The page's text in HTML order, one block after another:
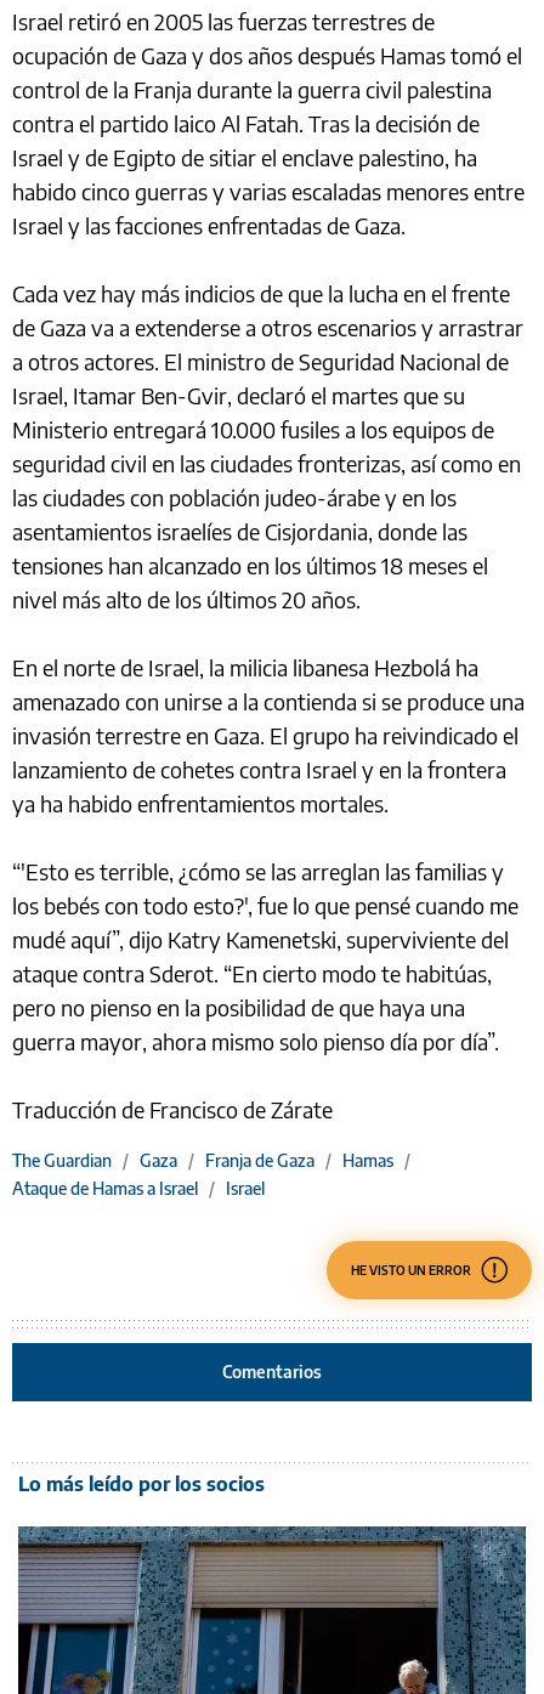
Israel retiró en 2005 las fuerzas terrestres de
ocupación de Gaza y dos años después Hamas tomó el
control de la Franja durante la guerra civil palestina
contra el partido laico Al Fatah. Tras la decisión de
Israel y de Egipto de sitiar el enclave palestino, ha
habido cinco guerras y varias escaladas menores entre
Israel y las facciones enfrentadas de Gaza.
Cada vez hay más indicios de que la lucha en el frente
de Gaza va a extenderse a otros escenarios y arrastrar
a otros actores. El ministro de Seguridad Nacional de
Israel, Itamar Ben-Gvir, declaró el martes que su
Ministerio entregará 10.000 fusiles a los equipos de
seguridad civil en las ciudades fronterizas, así como en
las ciudades con población judeo-árabe y en los
asentamientos israelíes de Cisjordania, donde las
tensiones han alcanzado en los últimos 18 meses el
nivel más alto de los últimos 20 años.
En el norte de Israel, la milicia libanesa Hezbolá ha
amenazado con unirse a la contienda si se produce una
invasión terrestre en Gaza. El grupo ha reivindicado el
lanzamiento de cohetes contra Israel y en la frontera
ya ha habido enfrentamientos mortales.
“'Esto es terrible, ¿cómo se las arreglan las familias y
los bebés con todo esto?', fue lo que pensé cuando me
mudé aquí”, dijo Katry Kamenetski, superviviente del
ataque contra Sderot. “En cierto modo te habitúas,
pero no pienso en la posibilidad de que haya una
guerra mayor, ahora mismo solo pienso día por día”.
Traducción de Francisco de Zárate
The Guardian / Gaza / Franja de Gaza / Hamas /
Ataque de Hamas a Israel / Israel
HE VISTO UN ERROR
Comentarios
Lo más leído por los socios